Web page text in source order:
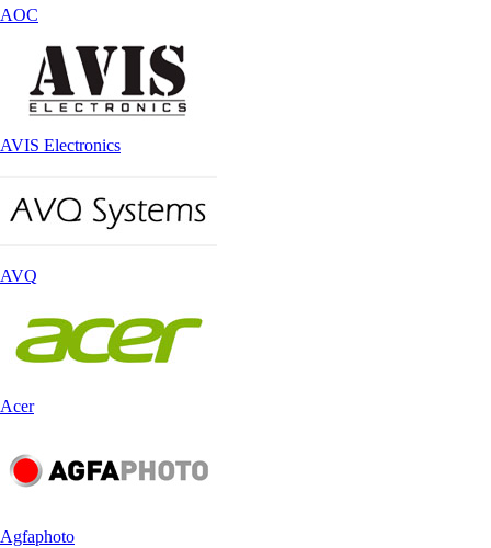
AOC
AVIS Electronics
AVQ
Acer
Agfaphoto